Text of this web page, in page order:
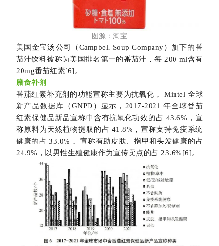
图源：淘宝
美国金宝汤公司（Campbell Soup Company）旗下的番
茄汁饮料被称为美国排名第一的番茄汁，每 200 ml含有
20mg番茄红素[6]。
膳食补剂
番茄红素补充剂的功能宣称主要为抗氧化， Mintel 全球
新产品数据库（GNPD）显示，2017-2021 年全球番茄
红素保健品新品宣称中含有抗氧化功效的占 43.6%，宣
称原料为天然植物提取的占 41.8%，宣称支持免疫系统
健康的占 33.0%， 宣称有助皮肤、指甲和头发健康的占
24.9%，以男性生殖健康作为宣传卖点的占 23.6%[6]。